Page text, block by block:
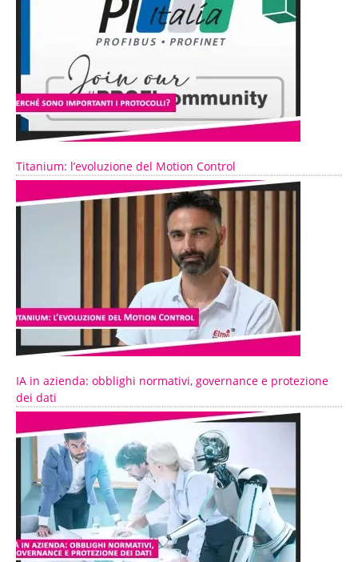
Titanium: l’evoluzione del Motion Control
IA in azienda: obblighi normativi, governance e protezione
dei dati